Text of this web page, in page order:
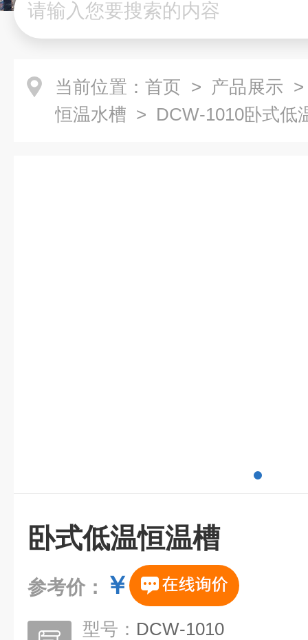
当前位置： 首页 > 产品展示
恒温水槽 > DCW-1010卧式低
卧式低温恒温槽
参考价： ￥
型号： DCW-1010